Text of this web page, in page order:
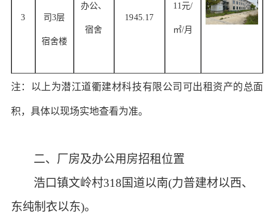
3 司3层
宿舍楼
办公、
宿舍
1945.17
11元/
㎡/月
注：以上为潜江道衢建材科技有限公司可出租资产的总面
积，具体以现场实地查看为准。
二、厂房及办公用房招租位置
浩口镇文岭村318国道以南(力普建材以西、
东纯制衣以东)。